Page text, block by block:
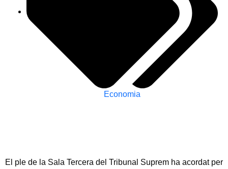
Economia
El ple de la Sala Tercera del Tribunal Suprem ha acordat per